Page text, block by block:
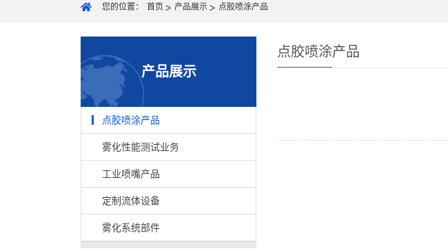
您的位置： 首页 产品展示 点胶喷涂产品
产品展示
点胶喷涂产品
雾化性能测试业务
工业喷嘴产品
定制流体设备
雾化系统部件
点胶喷涂产品